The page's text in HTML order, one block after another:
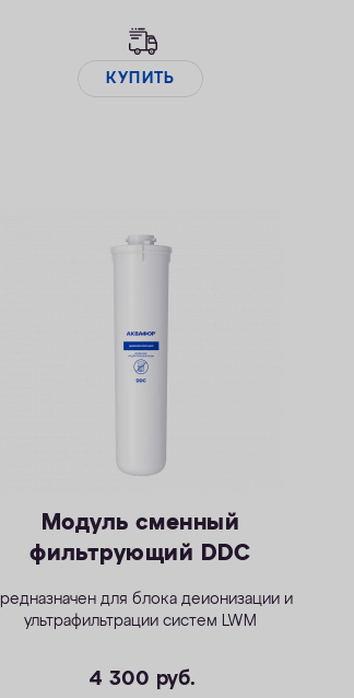
КУПИТЬ
Модуль сменный
фильтрующий DDC
для блока деионизации и
ультрафильтрации систем LWM
4 300 руб.